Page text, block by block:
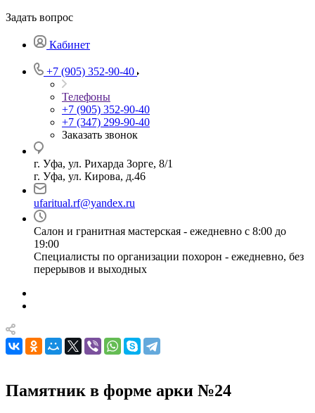
Задать вопрос
Кабинет
+7 (905) 352-90-40
Телефоны
+7 (905) 352-90-40
+7 (347) 299-90-40
Заказать звонок
г. Уфа, ул. Рихарда Зорге, 8/1
г. Уфа, ул. Кирова, д.46
ufaritual.rf@yandex.ru
Салон и гранитная мастерская - ежедневно с 8:00 до
19:00
Специалисты по организации похорон - ежедневно, без
перерывов и выходных
Памятник в форме арки №24